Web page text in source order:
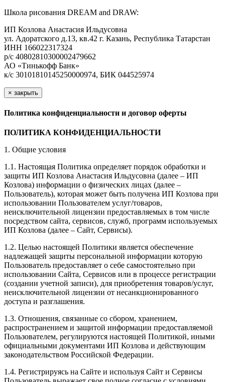
Школа рисования DREAM and DRAW:
ИП Козлова Анастасия Ильдусовна
ул. Адоратского д.13, кв.42 г. Казань, Республика Татарстан
ИНН 166022317324
р/с 40802810300002479662
АО «Тинькофф Банк»
к/с 30101810145250000974, БИК 044525974
× закрыть
Политика конфиденциальности и договор оферты
ПОЛИТИКА КОНФИДЕНЦИАЛЬНОСТИ
1. Общие условия
1.1. Настоящая Политика определяет порядок обработки и
защиты ИП Козлова Анастасия Ильдусовна (далее – ИП
Козлова) информации о физических лицах (далее –
Пользователь), которая может быть получена ИП Козлова при
использовании Пользователем услуг/товаров,
неисключительной лицензии предоставляемых в том числе
посредством сайта, сервисов, служб, программ используемых
ИП Козлова (далее – Сайт, Сервисы).
1.2. Целью настоящей Политики является обеспечение
надлежащей защиты персональной информации которую
Пользователь предоставляет о себе самостоятельно при
использовании Сайта, Сервисов или в процессе регистрации
(создании учетной записи), для приобретения товаров/услуг,
неисключительной лицензии от несанкционированного
доступа и разглашения.
1.3. Отношения, связанные со сбором, хранением,
распространением и защитой информации предоставляемой
Пользователем, регулируются настоящей Политикой, иными
официальными документами ИП Козловa и действующим
законодательством Российской Федерации.
1.4. Регистрируясь на Сайте и используя Сайт и Сервисы